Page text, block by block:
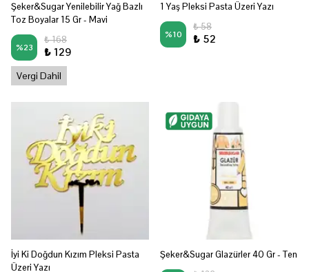
Şeker&Sugar Yenilebilir Yağ Bazlı
Toz Boyalar 15 Gr - Mavi
%23
₺ 168
₺ 129
Vergi Dahil
1 Yaş Pleksi Pasta Üzeri Yazı
%10
₺ 58
₺ 52
İyi Ki Doğdun Kızım Pleksi Pasta
Üzeri Yazı
Şeker&Sugar Glazürler 40 Gr - Ten